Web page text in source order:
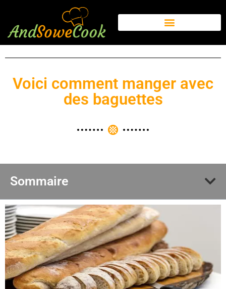
Voici comment manger avec
des baguettes
Sommaire